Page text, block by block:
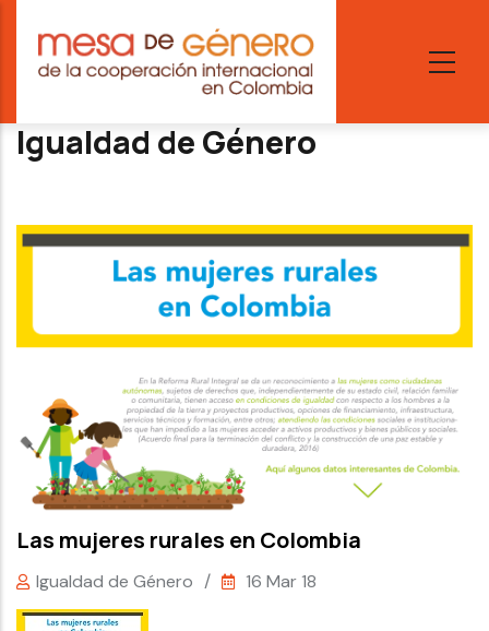
main
content
Igualdad de Género
Las mujeres rurales en Colombia
Igualdad de Género / 16 Mar 18